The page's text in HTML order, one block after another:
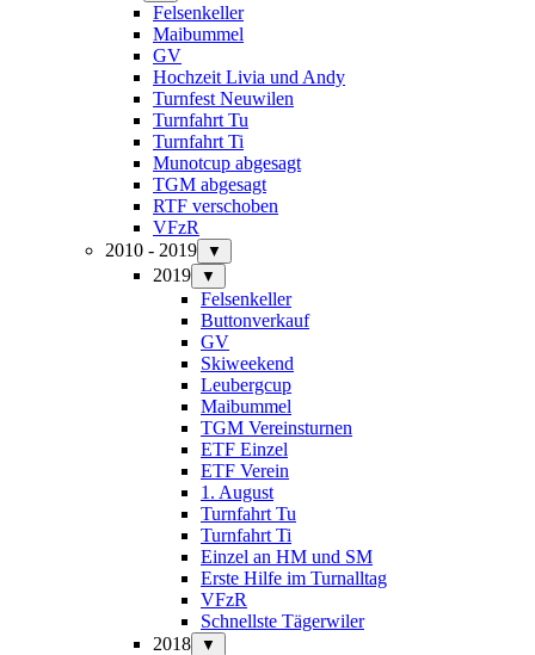
Felsenkeller
Maibummel
GV
Hochzeit Livia und Andy
Turnfest Neuwilen
Turnfahrt Tu
Turnfahrt Ti
Munotcup abgesagt
TGM abgesagt
RTF verschoben
VFzR
2010 - 2019
▼
2019 ▼
Felsenkeller
Buttonverkauf
GV
Skiweekend
Leubergcup
Maibummel
TGM Vereinsturnen
ETF Einzel
ETF Verein
1. August
Turnfahrt Tu
Turnfahrt Ti
Einzel an HM und SM
Erste Hilfe im Turnalltag
VFzR
Schnellste Tägerwiler
2018
▼